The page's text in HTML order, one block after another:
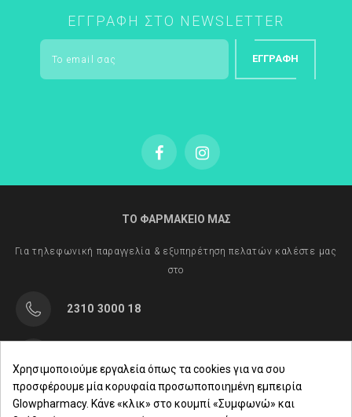
ΕΓΓΡΑΦΉ ΣΤΟ NEWSLETTER
ΕΓΓΡΑΦΉ
ΤΟ ΦΑΡΜΑΚΕΙΟ ΜΑΣ
Για τηλεφωνική παραγγελία & εξυπηρέτηση πελατών καλέστε μας
στο
2310 3000 18
Δευ. - Παρ.: 8:00 - 21:00
Χρησιμοποιούμε εργαλεία όπως τα cookies για να σου
προσφέρουμε μία κορυφαία προσωποποιημένη εμπειρία
Glowpharmacy. Κάνε «κλικ» στο κουμπί «Συμφωνώ» και